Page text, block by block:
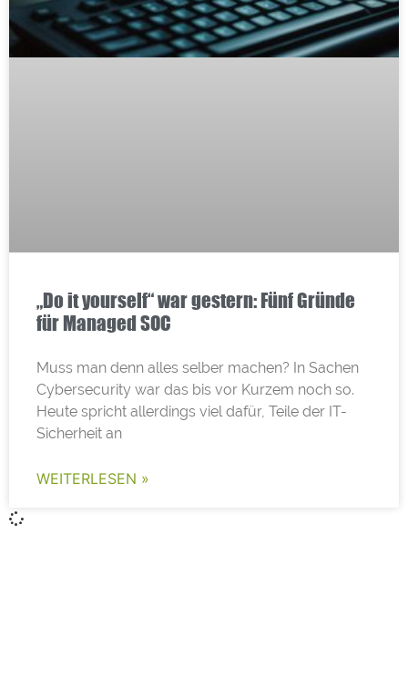
„Do it yourself“ war gestern: Fünf Gründe
für Managed SOC
Muss man denn alles selber machen? In Sachen
Cybersecurity war das bis vor Kurzem noch so.
Heute spricht allerdings viel dafür, Teile der IT-
Sicherheit an
WEITERLESEN »